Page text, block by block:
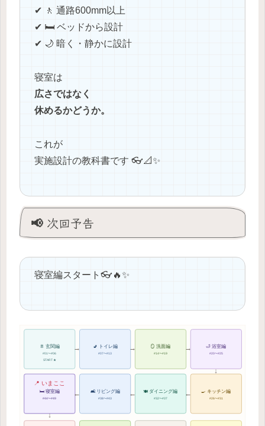
✔ 🚶 通路600mm以上
✔ 🛏️ ベッドから設計
✔ 🌙 暗く・静かに設計
寝室は
広さではなく
休めるかどうか。
これが
実施設計の教科書です 👓📐✨
📢 次回予告
寝室編スタート👓🔥✨
→ → →
↓
←
←
←
↓
🚪 玄関編
#01〜#06
START ★
🚽 トイレ編
#07〜#13
🪞 洗面編
#14〜#19
🛁 浴室編
#20〜#25
🍳 キッチン編
#26〜#31
🍽 ダイニング編
#32〜#37
🛋 リビング編
#38〜#43
📍 いまここ
🛏 寝室編
#44〜#49